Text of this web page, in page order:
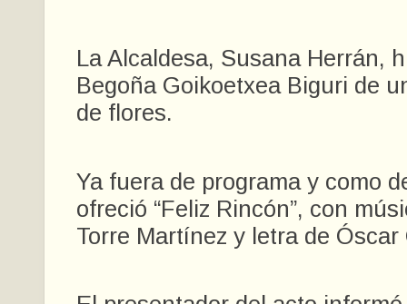
La Alcaldesa, Susana Herrán,
Begoña Goikoetxea Biguri de
de flores.
Ya fuera de programa y como
ofreció “Feliz Rincón”, con
Torre Martínez y letra de Óscar